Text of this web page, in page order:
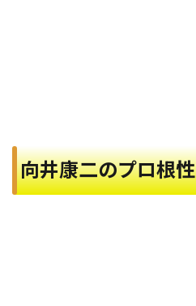
向井康二のプロ根性